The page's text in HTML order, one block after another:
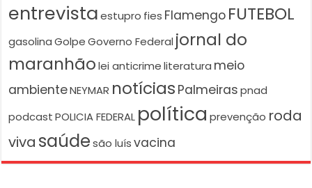
entrevista estupro fies Flamengo FUTEBOL
gasolina Golpe Governo Federal jornal do
maranhão lei anticrime literatura meio
ambienteNEYMAR notícias Palmeiras pnad
podcast POLICIA FEDERAL política prevenção roda
viva saúde são luís vacina